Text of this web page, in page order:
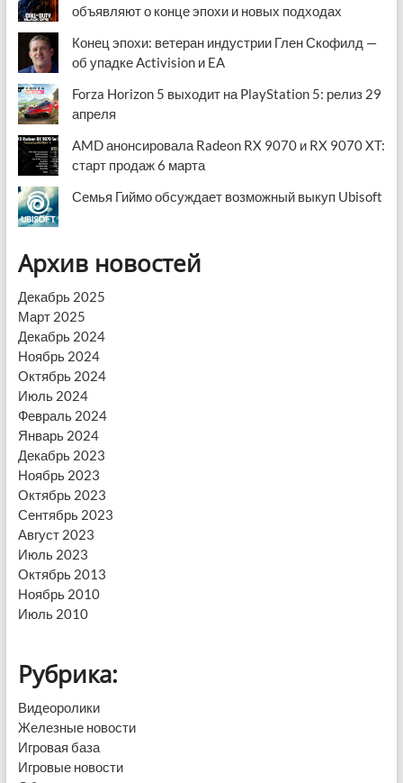
объявляют о конце эпохи и новых подходах
Конец эпохи: ветеран индустрии Глен Скофилд —
об упадке Activision и EA
Forza Horizon 5 выходит на PlayStation 5: релиз 29
апреля
AMD анонсировала Radeon RX 9070 и RX 9070 XT:
старт продаж 6 марта
Семья Гиймо обсуждает возможный выкуп Ubisoft
Архив новостей
Декабрь 2025
Март 2025
Декабрь 2024
Ноябрь 2024
Октябрь 2024
Июль 2024
Февраль 2024
Январь 2024
Декабрь 2023
Ноябрь 2023
Октябрь 2023
Сентябрь 2023
Август 2023
Июль 2023
Октябрь 2013
Ноябрь 2010
Июль 2010
Рубрика:
Видеоролики
Железные новости
Игровая база
Игровые новости